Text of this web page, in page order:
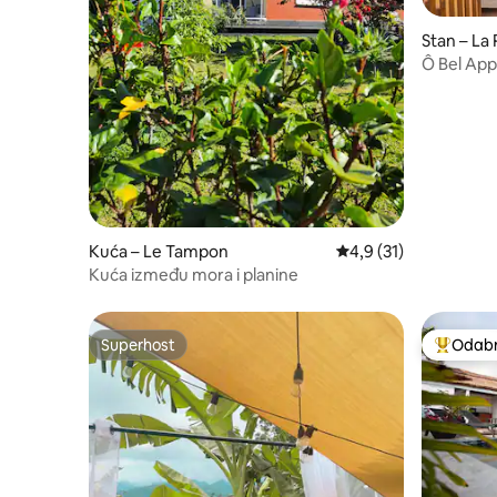
Kuća – Le Tampon Prosječna ocjena:
4,9 (31)
Kuća između mora i planine
Stan – La
Ô Bel
Superhost
Superhost Među